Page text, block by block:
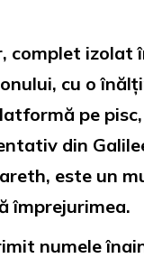
complet izolat
cu o
pe
din
este un
împrejurimea.
numele